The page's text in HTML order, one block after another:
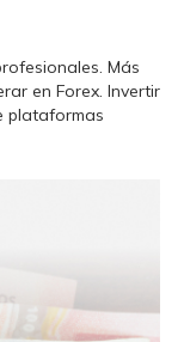
Más
en Forex. Invertir
plataformas